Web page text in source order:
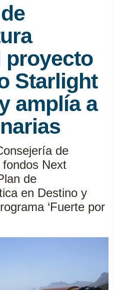
proyecto
Starlight
amplía a
de
Next
de
en Destino y
‘Fuerte por